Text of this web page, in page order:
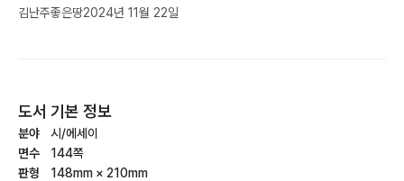
김난주좋은땅2024년 11월 22일
도서 기본 정보
분야
면수
판형
시/에세이
144쪽
148mm × 210mm